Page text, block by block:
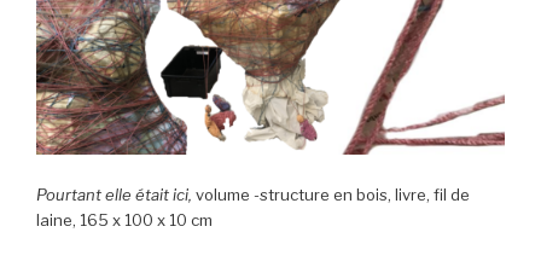
Pourtant elle était ici, volume -structure en bois, livre, fil de
laine, 165 x 100 x 10 cm